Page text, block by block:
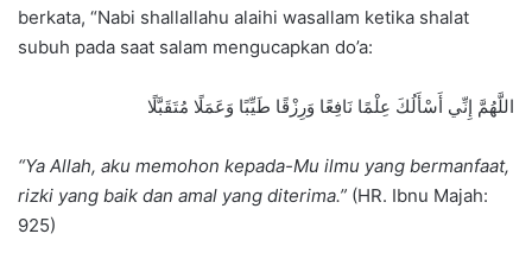
berkata, “Nabi shallallahu alaihi wasallam ketika shalat
subuh pada saat salam mengucapkan do’a:
اللَّهُمَّ إِنِّي أَسْأَلُكَ عِلْمًا نَافِعًا وَرِزْقًا طَيِّبًا وَعَمَلًا مُتَقَبَّلًا
“Ya Allah, aku memohon kepada-Mu ilmu yang bermanfaat,
rizki yang baik dan amal yang diterima.” (HR. Ibnu Majah:
925)